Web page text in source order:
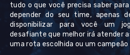
tudo o que você precisa saber
depender do seu time, apenas
disponibilizar para você um
desafiante que melhor irá atender
uma rota escolhida ou um